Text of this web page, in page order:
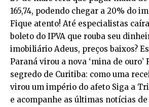
165,74, podendo chegar a 20% do
Fique atento! Até especialistas
boleto do IPVA que rouba seu
imobiliário Adeus, preços baixos?
Paraná virou a nova ‘mina de ouro’
segredo de Curitiba: como uma
virou um império do afeto Siga a
e acompanhe as últimas notícias